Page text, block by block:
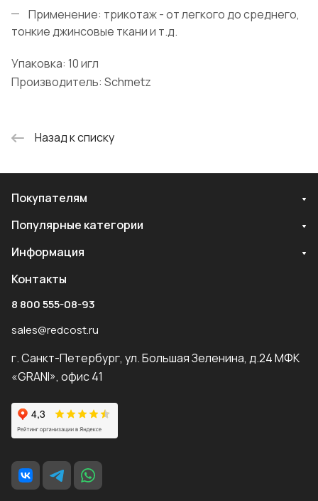
Применение: трикотаж - от легкого до среднего,
тонкие джинсовые ткани и т.д.
Упаковка: 10 игл
Производитель: Schmetz
Назад к списку
Покупателям
Популярные категории
Информация
Контакты
8 800 555-08-93
sales@redcost.ru
г. Санкт-Петербург, ул. Большая Зеленина, д.24 МФК
«GRANI», офис 41